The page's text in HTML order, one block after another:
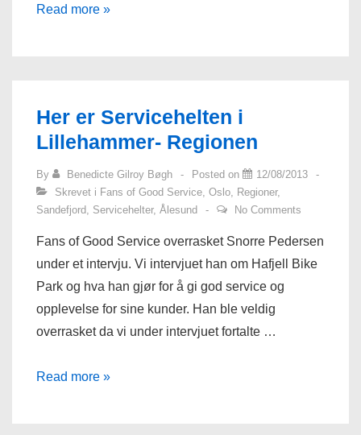
Christian
i
Oslo
Read more »
Her er Servicehelten i
Lillehammer- Regionen
By Benedicte Gilroy Bøgh Posted on
12/08/2013
Skrevet i Fans of Good Service Oslo Regioner,
Sandefjord
Servicehelter, Ålesund No Comments
Fans of Good Service overrasket Snorre Pedersen
under et intervju. Vi intervjuet han om Hafjell Bike
Park og hva han gjør for å gi god service og
opplevelse for sine kunder. Han ble veldig
overrasket da vi under intervjuet fortalte …
Her
Read more »